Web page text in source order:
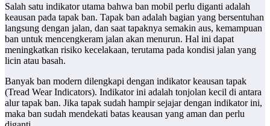
Salah satu indikator utama bahwa ban mobil perlu diganti adalah
keausan pada tapak ban. Tapak ban adalah bagian yang bersentuhan
langsung dengan jalan, dan saat tapaknya semakin aus, kemampuan
ban untuk mencengkeram jalan akan menurun. Hal ini dapat
meningkatkan risiko kecelakaan, terutama pada kondisi jalan yang
licin atau basah.
Banyak ban modern dilengkapi dengan indikator keausan tapak
(Tread Wear Indicators). Indikator ini adalah tonjolan kecil di antara
alur tapak ban. Jika tapak sudah hampir sejajar dengan indikator ini,
maka ban sudah mendekati batas keausan yang aman dan perlu